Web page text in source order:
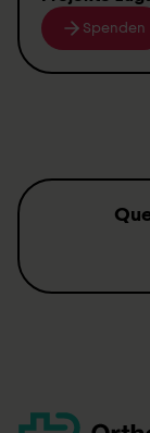
Spenden
Kontakt